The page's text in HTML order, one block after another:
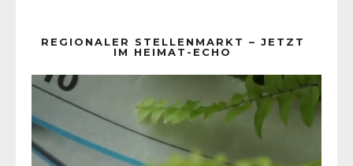
REGIONALER STELLENMARKT – JETZT
IM HEIMAT-ECHO
Player